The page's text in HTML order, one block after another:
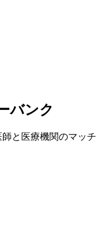
バンク
と医療機関のマッチ